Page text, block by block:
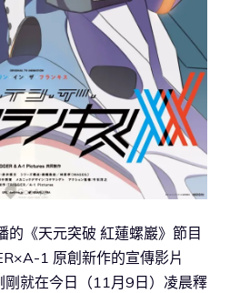
的《天元突破 紅蓮螺巖》節目
1 原創新作的宣傳影片
剛就在今日（11月9日）凌晨釋